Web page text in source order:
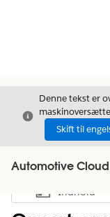
Luk
Denne tekst er
Skift til
Automotive Cloud
Vis
Indhold